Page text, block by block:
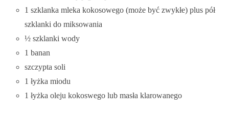
1 szklanka mleka kokosowego (może być zwykłe) plus pół
szklanki do miksowania
½ szklanki wody
1 banan
szczypta soli
1 łyżka miodu
1 łyżka oleju kokoswego lub masła klarowanego